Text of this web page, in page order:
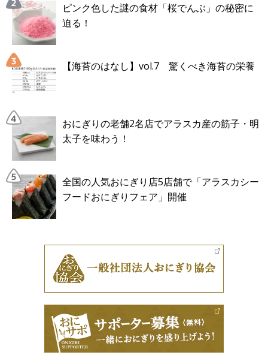
ピンク色した謎の食材「桜でんぶ」の秘密に
迫る！
【海苔のはなし】vol.7 驚くべき海苔の栄養
おにぎりの老舗2名店でアラスカ産の筋子・明
太子を味わう！
全国の人気おにぎり店5店舗で「アラスカシー
フードおにぎりフェア」開催